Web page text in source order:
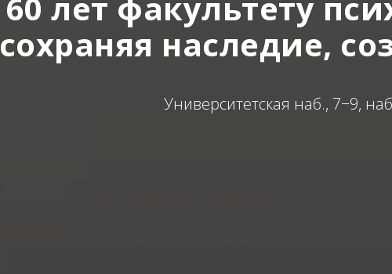
сохраняя наследие,
Университетская наб., 7−9,